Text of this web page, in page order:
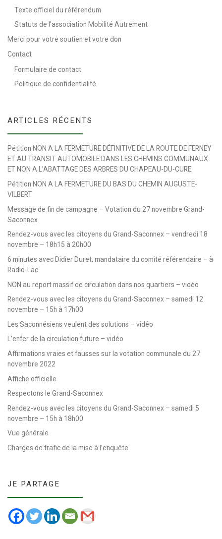
Texte officiel du référendum
Statuts de l’association Mobilité Autrement
Merci pour votre soutien et votre don
Contact
Formulaire de contact
Politique de confidentialité
ARTICLES RÉCENTS
Pétition NON A LA FERMETURE DÉFINITIVE DE LA ROUTE DE FERNEY
ET AU TRANSIT AUTOMOBILE DANS LES CHEMINS COMMUNAUX
ET NON A L’ABATTAGE DES ARBRES DU CHAPEAU-DU-CURE
Pétition NON A LA FERMETURE DU BAS DU CHEMIN AUGUSTE-
VILBERT
Message de fin de campagne – Votation du 27 novembre Grand-
Saconnex
Rendez-vous avec les citoyens du Grand-Saconnex – vendredi 18
novembre – 18h15 à 20h00
6 minutes avec Didier Duret, mandataire du comité référendaire – à
Radio-Lac
NON au report massif de circulation dans nos quartiers – vidéo
Rendez-vous avec les citoyens du Grand-Saconnex – samedi 12
novembre – 15h à 17h00
Les Saconnésiens veulent des solutions – vidéo
L’enfer de la circulation future – vidéo
Affirmations vraies et fausses sur la votation communale du 27
novembre 2022
Affiche officielle
Respectons le Grand-Saconnex
Rendez-vous avec les citoyens du Grand-Saconnex – samedi 5
novembre – 15h à 18h00
Vue générale
Charges de trafic de la mise à l’enquête
JE PARTAGE